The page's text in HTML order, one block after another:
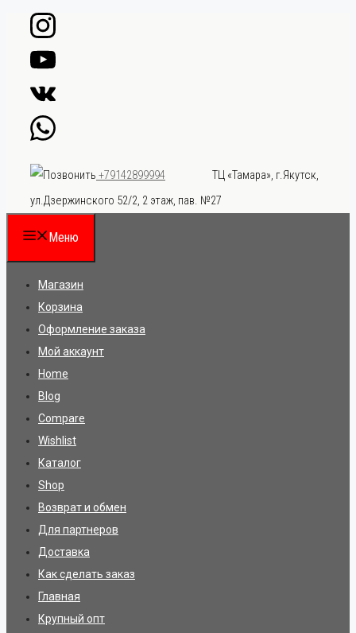
Перейти
содержимому
+79142899994
ТЦ «Тамара», г.Якутск,
ул.Дзержинского 52/2, 2 этаж, пав. №27
Меню
Магазин
Корзина
Оформление заказа
Мой аккаунт
Home
Blog
Compare
Wishlist
Каталог
Shop
Возврат и обмен
Для партнеров
Доставка
Как сделать заказ
Главная
Крупный опт